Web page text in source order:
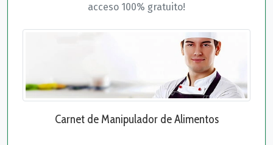
acceso 100% gratuito!
Carnet de Manipulador de Alimentos